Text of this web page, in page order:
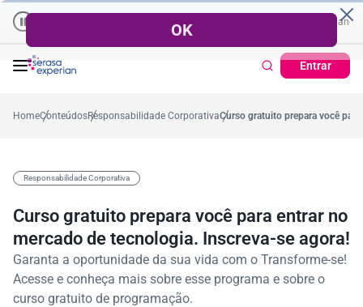
Empresas | Recuperação de Crédito 38,7%
Entrar
ano Cartão de Crédito |
HomeConteúdosResponsabilidade CorporativaCurso gratuito prepara você
Responsabilidade Corporativa
Curso gratuito prepara você para entrar no
mercado de tecnologia. Inscreva-se agora!
Garanta a oportunidade da sua vida com o Transforme-se!
Acesse e conheça mais sobre esse programa e sobre o
curso gratuito de programação.